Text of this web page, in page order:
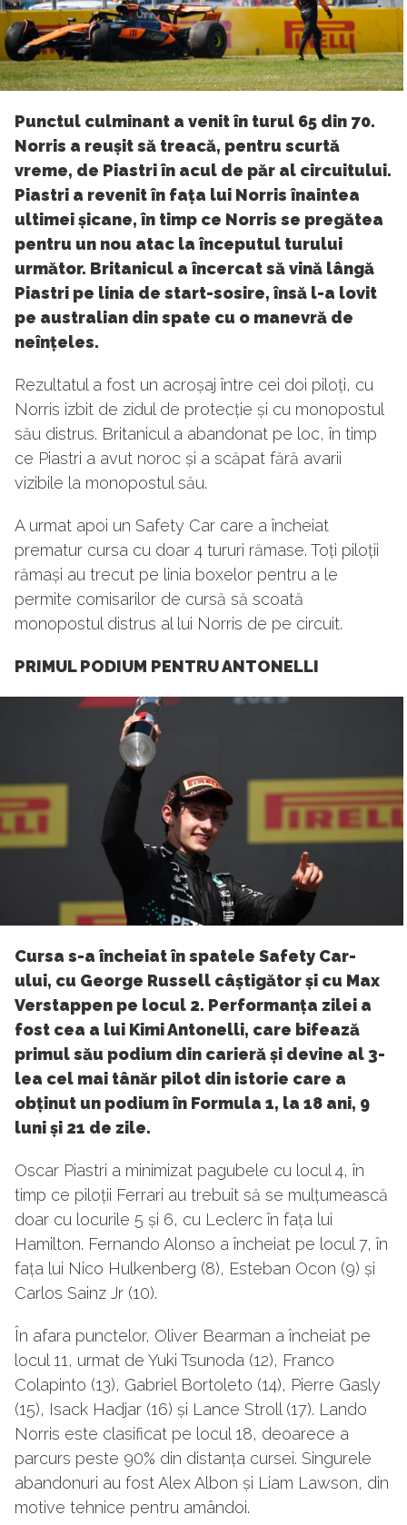
Punctul culminant a venit în turul 65 din 70.
Norris a reușit să treacă, pentru scurtă
vreme, de Piastri în acul de păr al circuitului.
Piastri a revenit în fața lui Norris înaintea
ultimei șicane, în timp ce Norris se pregătea
pentru un nou atac la începutul turului
următor. Britanicul a încercat să vină lângă
Piastri pe linia de start-sosire, însă l-a lovit
pe australian din spate cu o manevră de
neînțeles.
Rezultatul a fost un acroșaj între cei doi piloți, cu
Norris izbit de zidul de protecție și cu monopostul
său distrus. Britanicul a abandonat pe loc, în timp
ce Piastri a avut noroc și a scăpat fără avarii
vizibile la monopostul său.
A urmat apoi un Safety Car care a încheiat
prematur cursa cu doar 4 tururi rămase. Toți piloții
rămași au trecut pe linia boxelor pentru a le
permite comisarilor de cursă să scoată
monopostul distrus al lui Norris de pe circuit.
PRIMUL PODIUM PENTRU ANTONELLI
Cursa s-a încheiat în spatele Safety Car-
ului, cu George Russell câștigător și cu Max
Verstappen pe locul 2. Performanța zilei a
fost cea a lui Kimi Antonelli, care bifează
primul său podium din carieră și devine al 3-
lea cel mai tânăr pilot din istorie care a
obținut un podium în Formula 1, la 18 ani, 9
luni și 21 de zile.
Oscar Piastri a minimizat pagubele cu locul 4, în
timp ce piloții Ferrari au trebuit să se mulțumească
doar cu locurile 5 și 6, cu Leclerc în fața lui
Hamilton. Fernando Alonso a încheiat pe locul 7, în
fața lui Nico Hulkenberg (8), Esteban Ocon (9) și
Carlos Sainz Jr (10).
În afara punctelor, Oliver Bearman a încheiat pe
locul 11, urmat de Yuki Tsunoda (12), Franco
Colapinto (13), Gabriel Bortoleto (14), Pierre Gasly
(15), Isack Hadjar (16) și Lance Stroll (17). Lando
Norris este clasificat pe locul 18, deoarece a
parcurs peste 90% din distanța cursei. Singurele
abandonuri au fost Alex Albon și Liam Lawson, din
motive tehnice pentru amândoi.